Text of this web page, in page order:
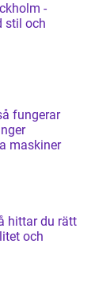
-
stil och
maskiner
och